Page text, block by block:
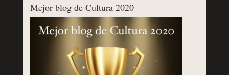
Mejor blog de Cultura 2020